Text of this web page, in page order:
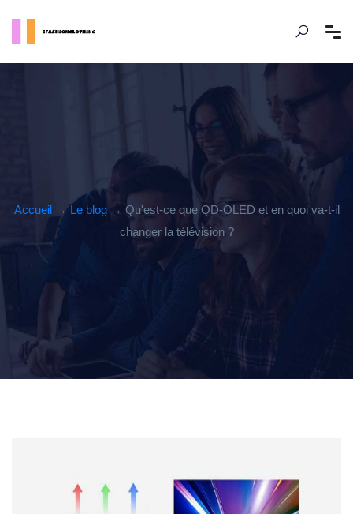
Accueil→Le blog→ Qu'est-ce que QD-OLED et en quoi va-t-il
changer la télévision ?